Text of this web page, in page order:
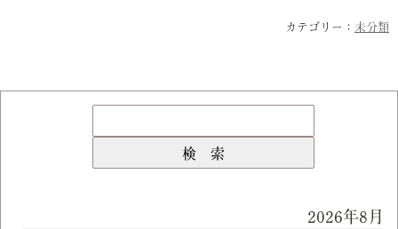
カテゴリー： 未分類
2026年8月